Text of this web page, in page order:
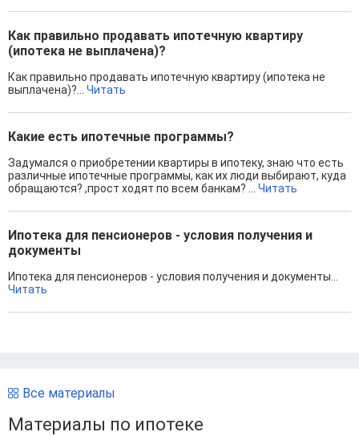
Как правильно продавать ипотечную квартиру
(ипотека не выплачена)?
Как правильно продавать ипотечную квартиру (ипотека не
выплачена)?... Читать
Какие есть ипотечные программы?
Задумался о приобретении квартиры в ипотеку, знаю что есть
различные ипотечные программы, как их люди выбирают, куда
обращаются? ,прост ходят по всем банкам? ... Читать
Ипотека для пенсионеров - условия получения и
документы
Ипотека для пенсионеров - условия получения и документы...
Читать
Все материалы
Материалы по ипотеке